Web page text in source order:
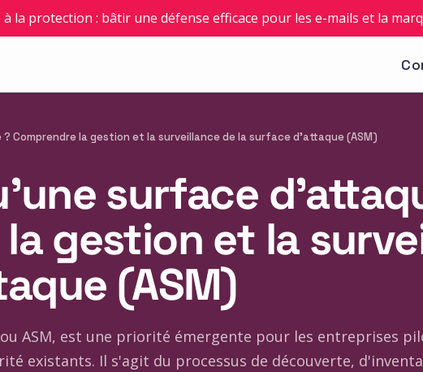
la protection : bâtir une défense efficace pour les e-mails et la
Comprendre la gestion et la surveillance de la surface d'attaque (ASM)
surface
gestion et la
(ASM)
ASM, est une priorité émergente pour les entreprises
existants. Il s'agit du processus de découverte,